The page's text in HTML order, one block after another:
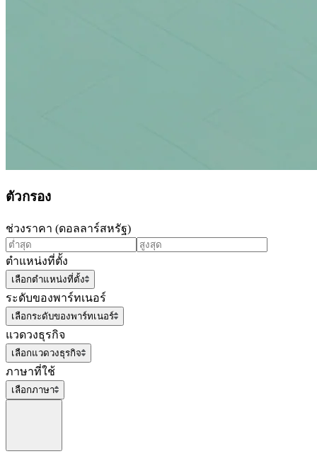
ตัวกรอง
ช่วงราคา (ดอลลาร์สหรัฐ)
ตำแหน่งที่ตั้ง
เลือกตำแหน่งที่ตั้ง
ระดับของพาร์ทเนอร์
เลือกระดับของพาร์ทเนอร์
แวดวงธุรกิจ
เลือกแวดวงธุรกิจ
ภาษาที่ใช้
เลือกภาษา